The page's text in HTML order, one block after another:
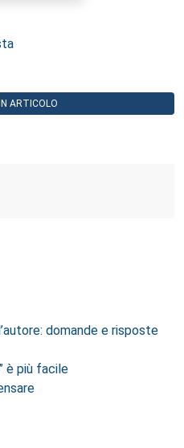
ARTICOLO
domande e risposte
è più facile